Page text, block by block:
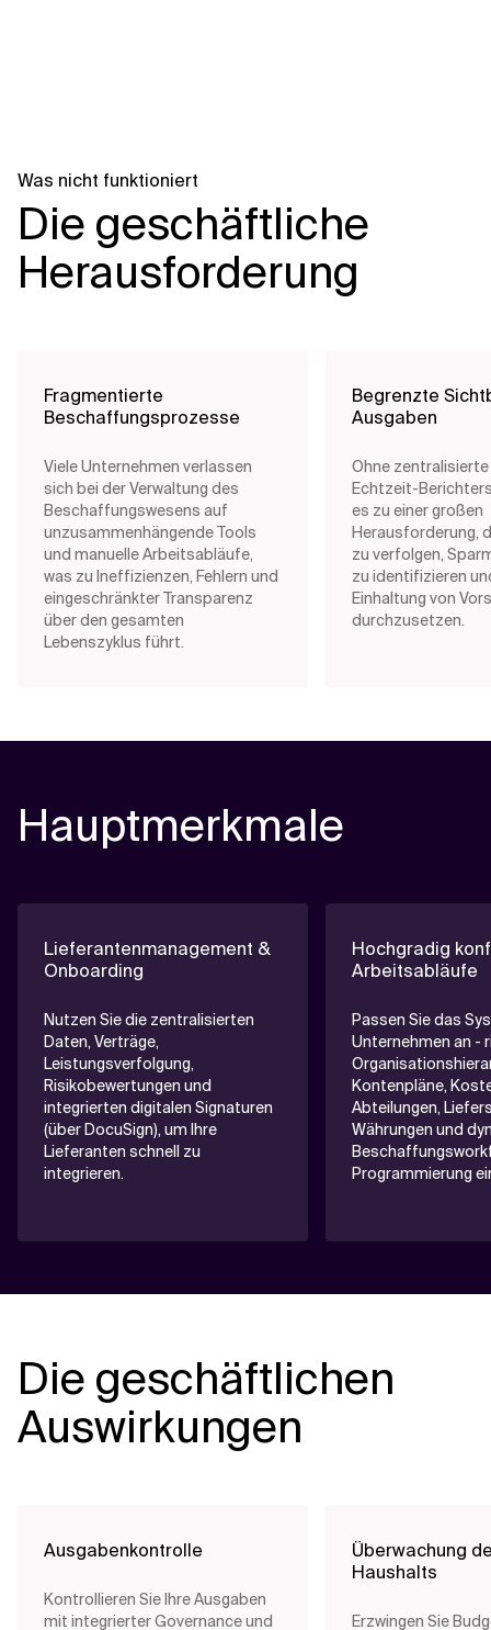
Was nicht funktioniert
Die geschäftliche
Herausforderung
Fragmentierte
Beschaffungsprozesse
Viele Unternehmen verlassen
sich bei der Verwaltung des
Beschaffungswesens auf
unzusammenhängende Tools
und manuelle Arbeitsabläufe,
was zu Ineffizienzen, Fehlern und
eingeschränkter Transparenz
über den gesamten
Lebenszyklus führt.
Begrenzte
Ausgaben
Ohne
Echtzeit-
es zu einer großen
Herausforderung,
zu verfolgen,
zu identifizieren
Einhaltung von
durchzusetzen.
Hauptmerkmale
Lieferantenmanagement &
Onboarding
Nutzen Sie die zentralisierten
Daten, Verträge,
Leistungsverfolgung,
Risikobewertungen und
integrierten digitalen Signaturen
(über DocuSign), um Ihre
Lieferanten schnell zu
integrieren.
Hochgradig
Arbeitsabläufe
Passen Sie das
Unternehmen an -
Kontenpläne,
Abteilungen,
Währungen und
Programmierung
Die geschäftlichen
Auswirkungen
Ausgabenkontrolle
Kontrollieren Sie Ihre Ausgaben
mit integrierter Governance und
Überwachung
Haushalts
Erzwingen Sie